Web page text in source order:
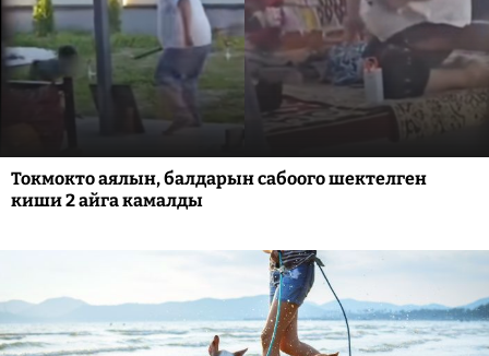
Токмокто аялын, балдарын сабоого шектелген
киши 2 айга камалды